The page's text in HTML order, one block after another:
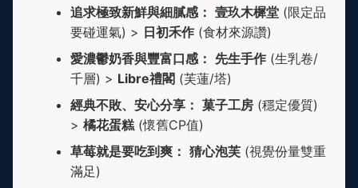
追求極致新鮮與細膩感： 壹玖木樨堂 (限定品
要碰運氣) > 日初禾作 (食材來源讚)
愛濃鬱奶香與豐富口感： 先生手作 (生乳卷/
千層) > Libre禮閣 (芙蓮/塔)
經典不敗、安心分享： 菓子工房 (穩定優質)
> 橘花蛋糕 (懷舊CP值)
草莓就是要吃到爽： 猜心泡芙 (視覺份量雙重
滿足)